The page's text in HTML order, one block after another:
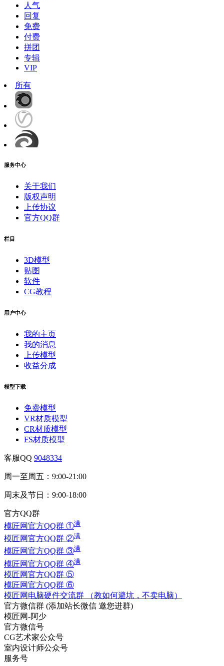
人气
回复
免费
付费
拼团
专辑
VIP
所有
服务中心
关于我们
版权声明
上传协议
官方QQ群
栏目
3D模型
贴图
软件
CG教程
用户中心
我的主页
我的消息
上传模型
收益分成
模型下载
免费模型
VR材质模型
CR材质模型
FS材质模型
客服QQ 9048334
周一至周五：9:00-21:00
周末及节日：9:00-18:00
官方QQ群
模匠网官方QQ群 ①满
模匠网官方QQ群 ②满
模匠网官方QQ群 ③满
模匠网官方QQ群 ④满
模匠网官方QQ群 ⑤
模匠网官方QQ群 ⑥
模匠网电脑硬件交流群 （教如何避坑，不卖电脑）
官方微信群 (添加站长微信 邀您进群)
模匠网-阿少
官方微信号
CG艺术家公众号
室内设计师公众号
服务号